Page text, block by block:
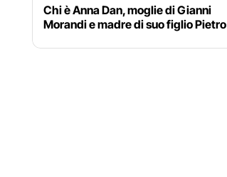
Chi è Anna Dan, moglie di Gianni
Morandi e madre di suo figlio Pietro